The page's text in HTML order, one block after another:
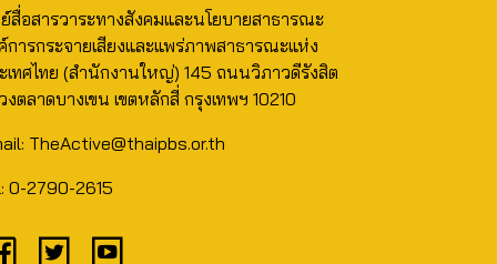
สื่อสารวาระทางสังคมและนโยบายสาธารณะ
การกระจายเสียงและแพร่ภาพสาธารณะแห่ง
เทศไทย (สำนักงานใหญ่) 145 ถนนวิภาวดีรังสิต
งตลาดบางเขน เขตหลักสี่ กรุงเทพฯ 10210
TheActive@thaipbs.or.th
0-2790-2615